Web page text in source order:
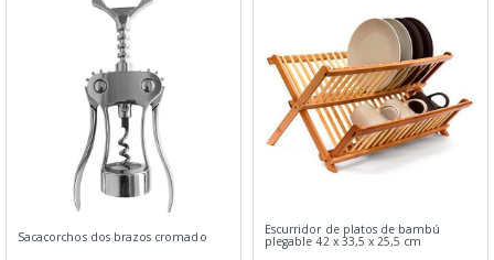
Sacacorchos dos brazos cromado Escurridor de platos de bambú
plegable 42 x 33,5 x 25,5 cm